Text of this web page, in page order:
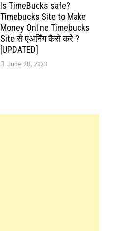
Is TimeBucks safe?
Timebucks Site to Make
Money Online Timebucks
Site से एअर्निंग कैसे करे ?
[UPDATED]
June 28, 2023